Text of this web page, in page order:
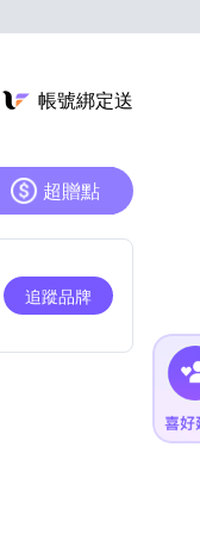
帳號綁定送
超贈點
追蹤品牌